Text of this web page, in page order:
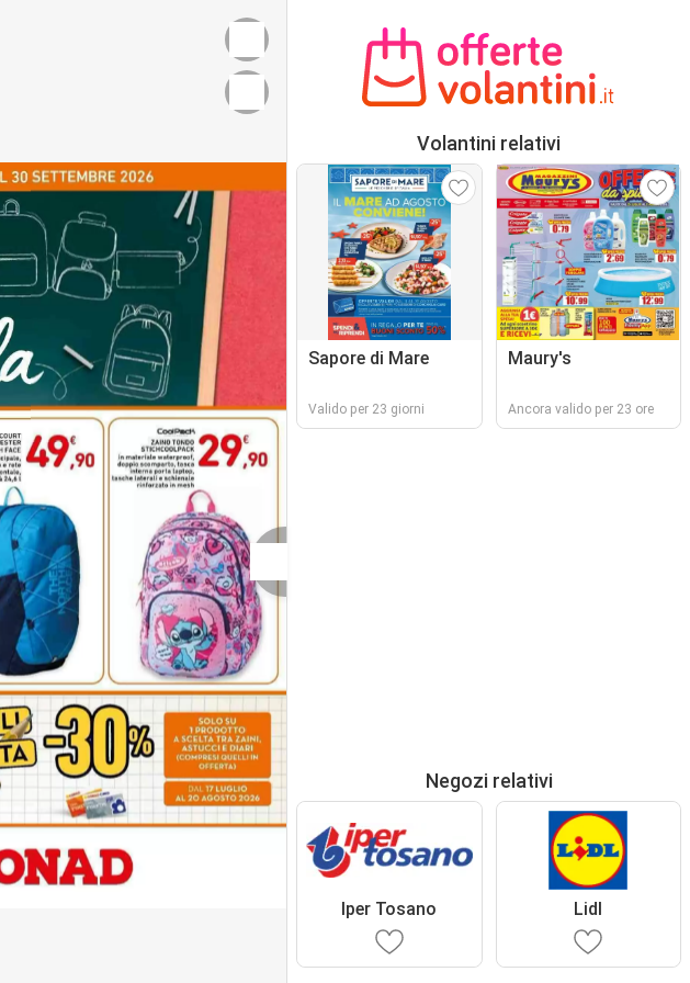
Volantini relativi
Sapore di Mare
Valido per 23 giorni
Maury's
Ancora valido per 23 ore
Negozi relativi
Iper Tosano Lidl